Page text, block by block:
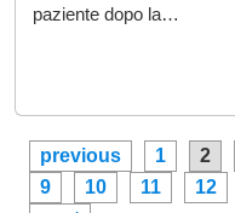
paziente dopo la…
previous 1 2
9
10 11 12